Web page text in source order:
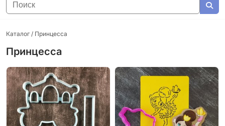
Каталог / Принцесса
Принцесса